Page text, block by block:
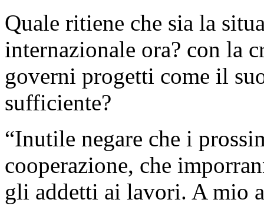
Quale ritiene che sia la
internazionale ora? con la
governi progetti come il
sufficiente?
“Inutile negare che i
cooperazione, che
gli addetti ai lavori. A mio